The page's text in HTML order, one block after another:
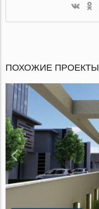
ПОХОЖИЕ ПРОЕКТЫ